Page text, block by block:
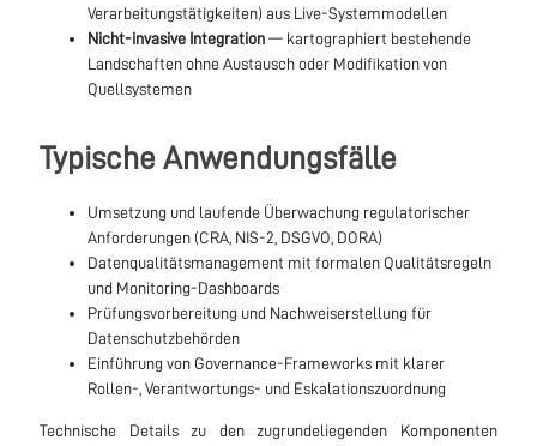
Verarbeitungstätigkeiten) aus Live-Systemmodellen
Nicht-invasive Integration— kartographiert bestehende
Landschaften ohne Austausch oder Modifikation von
Quellsystemen
Typische Anwendungsfälle
Umsetzung und laufende Überwachung regulatorischer
Anforderungen (CRA, NIS-2, DSGVO, DORA)
Datenqualitätsmanagement mit formalen Qualitätsregeln
und Monitoring-Dashboards
Prüfungsvorbereitung und Nachweiserstellung für
Datenschutzbehörden
Einführung von Governance-Frameworks mit klarer
Rollen-, Verantwortungs- und Eskalationszuordnung
Technische Details zu den zugrundeliegenden Komponenten